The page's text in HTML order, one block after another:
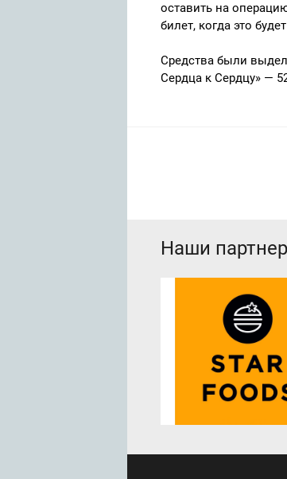
оставить на
билет, когда это
Средства были
Сердца к Сердцу» —
Наши